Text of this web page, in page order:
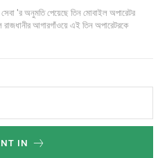
সেবা 'র অনুমতি পেয়েছে তিন মোবাইল অপারেটর
রাজধানীর আগারগাঁওয়ে এই তিন অপারেটরকে
IN